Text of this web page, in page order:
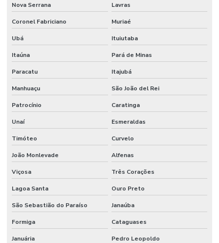
Fornecedor De Filtro De Óleo Para Motores
Fornecedor De Filtro Hidráulico Em Minas Gerais
Fornecedor De Mangueira Hidráulica Mg
Fornecedor De Mangueira Vapor Saturado Em Minas Gerais
Fornecedor De Motor Hidráulico Para Indústria
Fornecedor De Óleo De Motor Em Belo Horizonte
Fornecedor De Solenóide Para Sistemas Hidráulicos
Fornecedor De Terminal Fêmea Unf Em Minas Gerais
Fornecedor De Válvula Reguladora Em Minas Gerais
Fornecedor Terminal Fêmea Jic 37 Graus Mg
Fornecedores De Válvula Segurança Hidráulica Minas Gerais
Nova Serrana Lavras
Coronel Fabriciano Muriaé
Ubá Ituiutaba
Itaúna Pará de Minas
Paracatu Itajubá
Manhuaçu São João del Rei
Patrocínio Caratinga
Unaí Esmeraldas
Timóteo Curvelo
João Monlevade Alfenas
Viçosa Três Corações
Lagoa Santa Ouro Preto
São Sebastião do Paraíso Janaúba
Formiga Cataguases
Januária Pedro Leopoldo